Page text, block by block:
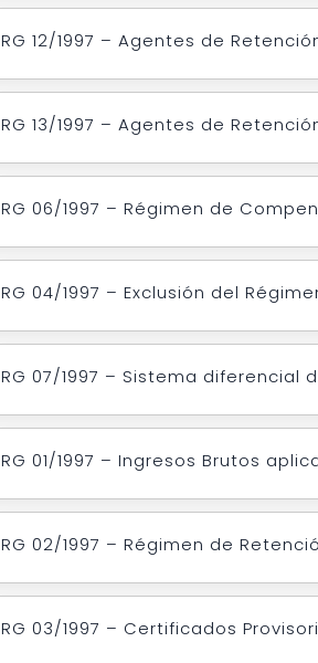
RG 12/1997 – Agentes de
RG 13/1997 – Agentes de
RG 06/1997 – Régimen de
RG 04/1997 – Exclusión del
RG 07/1997 – Sistema
RG 01/1997 – Ingresos Brutos
RG 02/1997 – Régimen de
RG 03/1997 – Certificados